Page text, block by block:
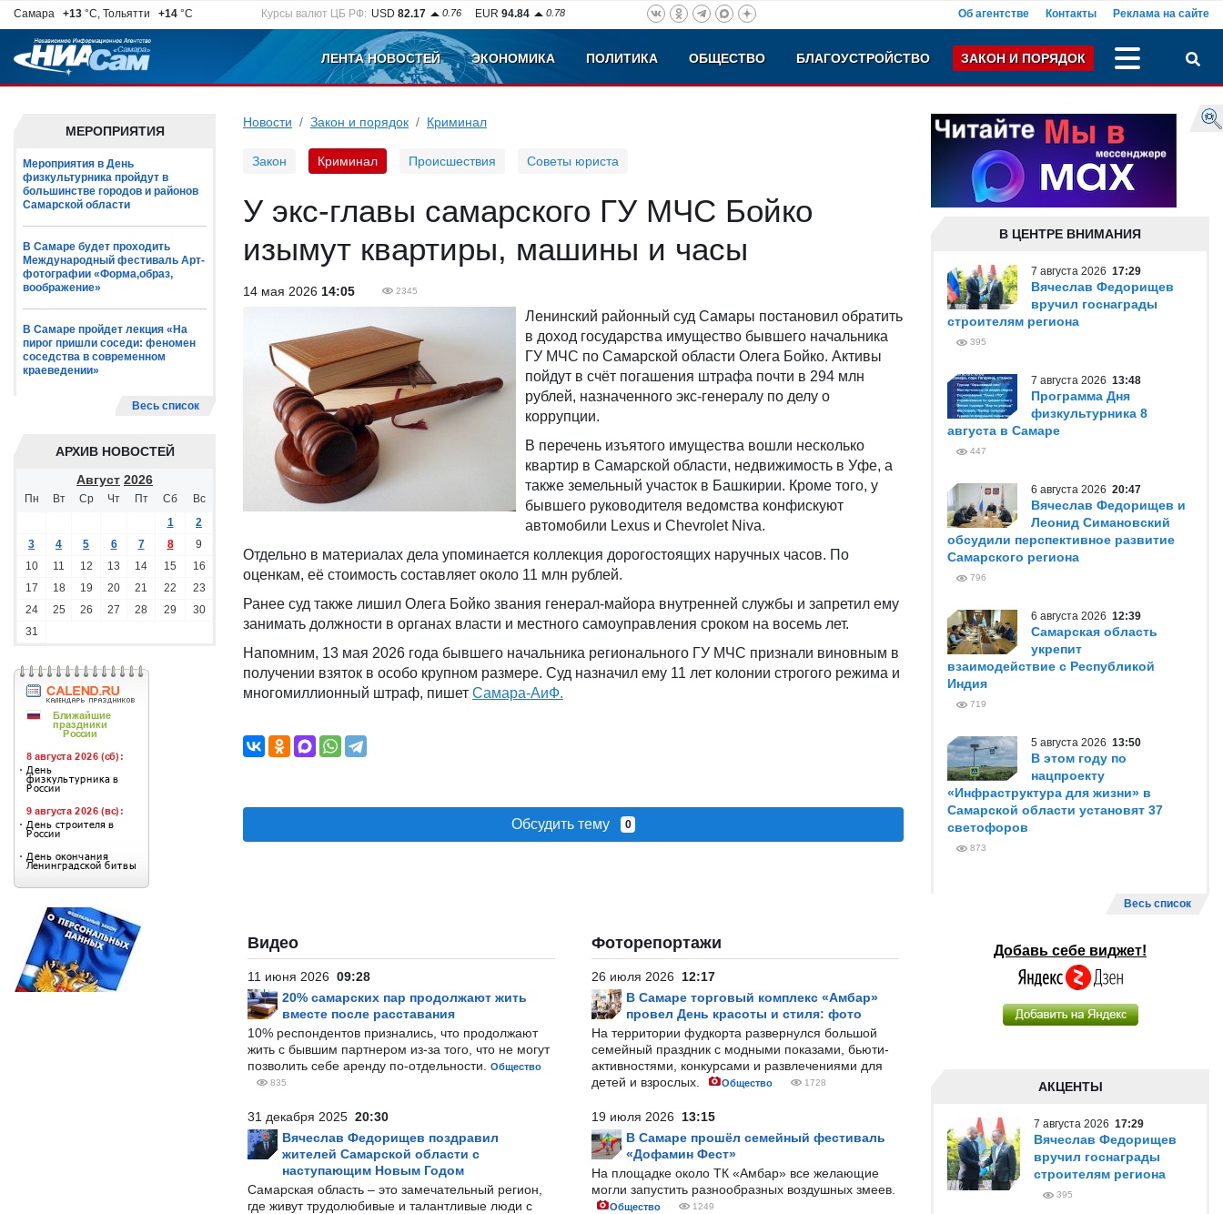
Самара +13 °C, Тольятти +14 °C Курсы валют ЦБ РФ: USD 82.17 0.76 EUR 94.84 0.78 Об агентстве Контакты Реклама на сайте
ЛЕНТА НОВОСТЕЙ ЭКОНОМИКА ПОЛИТИКА ОБЩЕСТВО БЛАГОУСТРОЙСТВО ЗАКОН И ПОРЯДОК
МЕРОПРИЯТИЯ
Мероприятия в День
физкультурника пройдут в
большинстве городов и районов
Самарской области
В Самаре будет проходить
Международный фестиваль Арт-
фотографии «Форма,образ,
воображение»
В Самаре пройдет лекция «На
пирог пришли соседи: феномен
соседства в современном
краеведении»
Весь список
АРХИВ НОВОСТЕЙ
Август 2026
Пн Вт Ср Чт Пт Сб
Вс
1
2
3
4 5 6 7 8
9
10
11 12 13 14 15
16
17
18 19 20 21 22
23
24
25 26 27 28 29
30
31
Новости Закон и порядок Криминал
Закон Криминал Происшествия Советы юриста
У экс-главы самарского ГУ МЧС Бойко
изымут квартиры, машины и часы
14 мая 2026 14:05 2345
Ленинский районный суд Самары постановил обратить
в доход государства имущество бывшего начальника
ГУ МЧС по Самарской области Олега Бойко. Активы
пойдут в счёт погашения штрафа почти в 294 млн
рублей, назначенного экс-генералу по делу о
коррупции.
В перечень изъятого имущества вошли несколько
квартир в Самарской области, недвижимость в Уфе, а
также земельный участок в Башкирии. Кроме того, у
бывшего руководителя ведомства конфискуют
автомобили Lexus и Chevrolet Niva.
Отдельно в материалах дела упоминается коллекция дорогостоящих наручных часов. По
оценкам, её стоимость составляет около 11 млн рублей.
Ранее суд также лишил Олега Бойко звания генерал-майора внутренней службы и запретил ему
занимать должности в органах власти и местного самоуправления сроком на восемь лет.
Напомним, 13 мая 2026 года бывшего начальника регионального ГУ МЧС признали виновным в
получении взяток в особо крупном размере. Суд назначил ему 11 лет колонии строгого режима и
многомиллионный штраф, пишет Самара-АиФ.
Обсудить тему 0
Видео
11 июня 2026 09:28
20% самарских пар продолжают жить
вместе после расставания
10% респондентов признались, что продолжают
жить с бывшим партнером из-за того, что не могут
позволить себе аренду по-отдельности.
Общество
835
31 декабря 2025 20:30
Вячеслав Федорищев поздравил
жителей Самарской области с
наступающим Новым Годом
Самарская область – это замечательный регион,
где живут трудолюбивые и талантливые люди с
Фоторепортажи
26 июля 2026 12:17
В Самаре торговый комплекс «Амбар»
провел День красоты и стиля: фото
На территории фудкорта развернулся большой
семейный праздник с модными показами, бьюти-
активностями, конкурсами и развлечениями для
детей и взрослых.
Общество 1728
19 июля 2026 13:15
В Самаре прошёл семейный фестиваль
«Дофамин Фест»
На площадке около ТК «Амбар» все желающие
могли запустить разнообразных воздушных змеев.
Общество 1249
В ЦЕНТРЕ ВНИМАНИЯ
7 августа 2026 17:29
Вячеслав Федорищев
вручил госнаграды
строителям региона
395
7 августа 2026 13:48
Программа Дня
физкультурника 8
августа в Самаре
447
6 августа 2026 20:47
Вячеслав Федорищев и
Леонид Симановский
обсудили перспективное развитие
Самарского региона
796
6 августа 2026 12:39
Самарская область
укрепит
взаимодействие с Республикой
Индия
719
5 августа 2026 13:50
В этом году по
нацпроекту
«Инфраструктура для жизни» в
Самарской области установят 37
светофоров
873
Весь список
Добавь себе виджет!
АКЦЕНТЫ
7 августа 2026 17:29
Вячеслав Федорищев
вручил госнаграды
строителям региона
395